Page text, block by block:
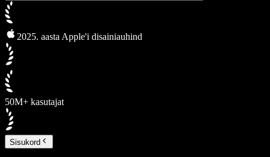
2025. aasta Apple'i disainiauhind
50M+ kasutajat
Sisukord